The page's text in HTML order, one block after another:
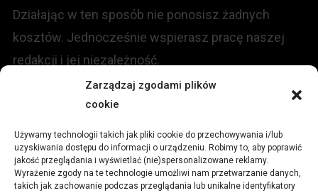
Zarządzaj zgodami plików
cookie
Używamy technologii takich jak pliki cookie do przechowywania i/lub
uzyskiwania dostępu do informacji o urządzeniu. Robimy to, aby poprawić
jakość przeglądania i wyświetlać (nie)spersonalizowane reklamy.
Wyrażenie zgody na te technologie umożliwi nam przetwarzanie danych,
takich jak zachowanie podczas przeglądania lub unikalne identyfikatory
Działając w ten sposób nie ponosisz żadnych
kosztów. Jednocześnie wspierasz pracę naszej
redakcji i jej niezależność.
Redakcja portalu:
ul.Stara 13, 42-600 Tarnowskie Góry